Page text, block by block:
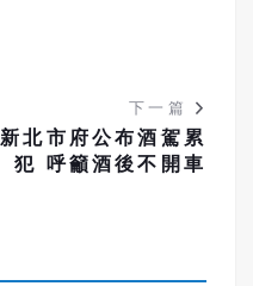
下一篇
新北市府公布酒駕累
犯 呼籲酒後不開車